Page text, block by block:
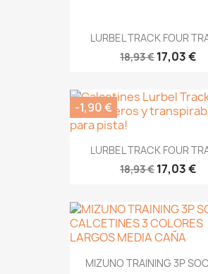
LURBEL TRACK FOUR
18,93 € 17,03 €
LURBEL TRACK FOUR
18,93 € 17,03 €
-1,90 €
MIZUNO TRAINING 3P